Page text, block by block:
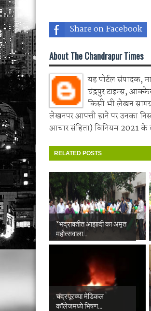
Share on Facebook
About The Chandrapur Times
यह पोर्टल संपादक,
चंद्रपुर टाइम्स,
किसी भी लेखन
लेखनपर आपत्ती हाने पर उनका
आचार संहिता) विनियम 2021 के
RELATED POSTS
*भद्रावतीत आझादी का अमृत
महोत्सवाला...
चंद्रपूरच्या मेडिकल
कॉलेजमध्ये भिषण...